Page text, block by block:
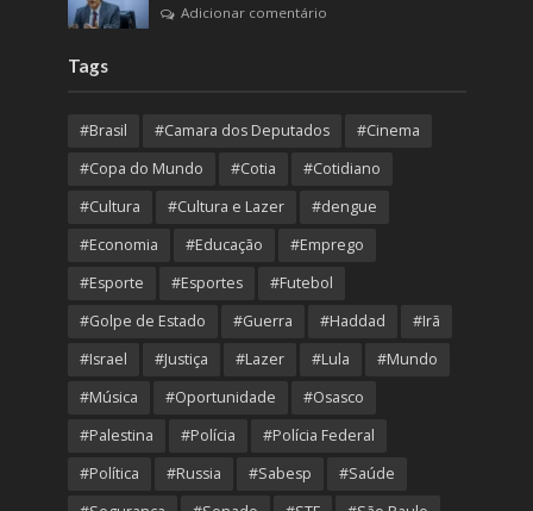
Adicionar comentário
Tags
#Brasil #Camara dos Deputados
#Cinema
#Copa do Mundo
#Cotia
#Cotidiano
#Cultura
#Cultura e Lazer
#dengue
#Economia
#Educação
#Emprego
#Esporte
#Esportes
#Futebol
#Golpe de Estado
#Guerra #Haddad
#Irã
#Israel
#Justiça #Lazer #Lula
#Mundo
#Música
#Oportunidade
#Osasco
#Palestina
#Polícia
#Polícia Federal
#Política
#Russia #Sabesp
#Saúde